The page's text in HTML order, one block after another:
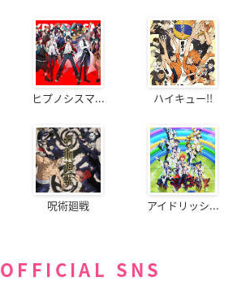
ヒプノシスマ... ハイキュー!!
呪術廻戦 アイドリッシ...
OFFICIAL SNS